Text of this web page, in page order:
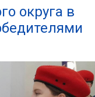
округа в